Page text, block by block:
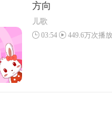
方向
儿歌
03:54 449.6万次播放